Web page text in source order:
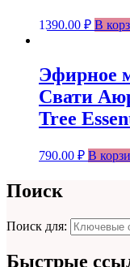
1390.00 ₽ В
Эфирное
Свати
Tree
790.00 ₽ В
Поиск
Поиск для:
Быстрые